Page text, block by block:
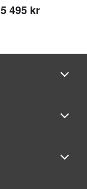
5 495 kr